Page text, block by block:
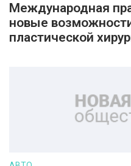
Международная
новые
пластической